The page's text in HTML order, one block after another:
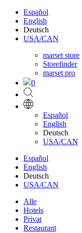
Español
English
Deutsch
USA/CAN
marset store
Storefinder
marset pro
0
Español
English
Deutsch
USA/CAN
Español
English
Deutsch
USA/CAN
Alle
Hotels
Privat
Restaurant